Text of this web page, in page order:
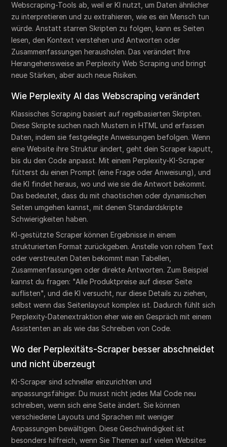
Webscraping-Tools ab, weil er KI nutzt, um Daten ähnlicher
zu interpretieren und zu extrahieren, wie es ein Mensch tun
würde. Anstatt starren Skripten zu folgen, kann es Seiten
lesen, den Kontext verstehen und Antworten oder
Zusammenfassungen herausholen. Das verändert Ihre
Herangehensweise an Perplexity Web Scraping und bringt
neue Stärken, aber auch neue Risiken.
Wie Perplexity AI das Webscraping verändert
Klassisches Scraping basiert auf regelbasierten Skripten.
Diese Skripte suchen nach Mustern in HTML und erfassen
Daten, indem sie festgelegte Anweisungen befolgen. Wenn
eine Website ihre Struktur ändert, geht dein Scraper kaputt,
bis du den Code anpasst. Mit einem Perplexity-KI-Scraper
fütterst du einen Prompt (eine Frage oder Anweisung), und
die KI findet heraus, wo und wie sie die Antwort bekommt.
Das bedeutet, dass du mit chaotischen oder dynamischen
Seiten umgehen kannst, mit denen Standardskripte
Schwierigkeiten haben.
KI-gestützte Scraper können Ergebnisse in einem
strukturierten Format zurückgeben. Anstelle von rohem Text
oder verstreuten Daten bekommt man Tabellen,
Zusammenfassungen oder direkte Antworten. Zum Beispiel
kannst du fragen: "Alle Produktpreise auf dieser Seite
auflisten", und die KI versucht, nur diese Details zu ziehen,
selbst wenn das Seitenlayout komplex ist. Dadurch fühlt sich
Perplexity-Datenextraktion eher wie ein Gespräch mit einem
Assistenten an als wie das Schreiben von Code.
Wo der Perplexitäts-Scraper besser abschneidet
und nicht überzeugt
KI-Scraper sind schneller einzurichten und
anpassungsfähiger. Du musst nicht jedes Mal Code neu
schreiben, wenn sich eine Seite ändert. Sie können
verschiedene Layouts und Sprachen mit weniger
Anpassungen bewältigen. Diese Geschwindigkeit ist
besonders hilfreich, wenn Sie Themen auf vielen Websites